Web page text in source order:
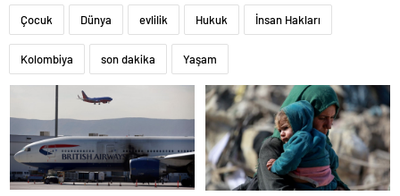
Çocuk Dünya evlilik Hukuk İnsan Hakları
Kolombiya son dakika Yaşam